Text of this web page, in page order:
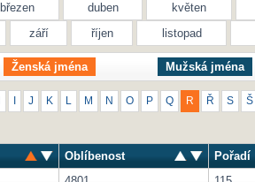
březen duben květen
září říjen listopad
Ženská jména Mužská jména
J K M N O P Q R Ř S Š
Oblíbenost
Pořadí